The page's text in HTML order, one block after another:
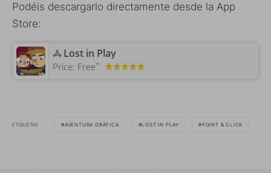
Podéis descargarlo directamente desde la App
Store:
‎Lost in Play
Price: Free+
ETIQUETAS AVENTURA GRÁFICA LOST IN PLAY POINT & CLICK